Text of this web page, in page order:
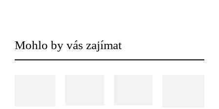
Mohlo by vás zajímat